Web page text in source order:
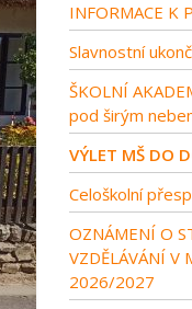
INFORMACE K
Slavnostní
ŠKOLNÍ
pod širým
VÝLET MŠ DO
Celoškolní
OZNÁMENÍ O
VZDĚLÁVÁNÍ V
2026/2027